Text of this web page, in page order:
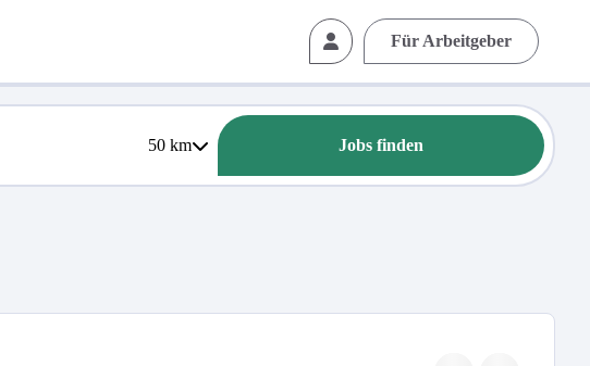
Für Arbeitgeber
50km Jobs finden